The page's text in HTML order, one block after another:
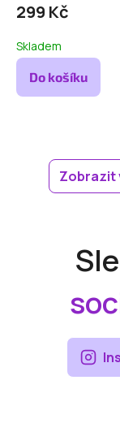
299 Kč
Skladem
Do košíku
Zobrazit